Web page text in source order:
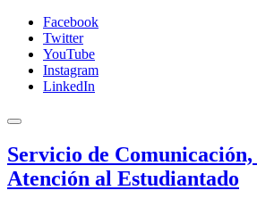
Facebook
Twitter
YouTube
Instagram
LinkedIn
Servicio de
Atención al Estudiantado